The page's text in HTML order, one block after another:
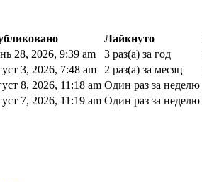
Лайкнуто
28, 2026, 9:39 am 3 раз(а) за год
3, 2026, 7:48 am 2 раз(а) за месяц
8, 2026, 11:18 am Один раз за неделю
7, 2026, 11:19 am Один раз за неделю